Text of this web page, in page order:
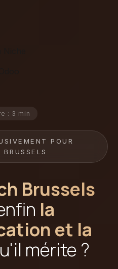
: 3 min
POUR
Brussels
la
et la
mérite ?